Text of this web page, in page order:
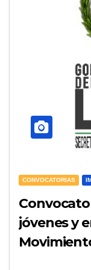
CONVOCATORIAS
jóvenes y